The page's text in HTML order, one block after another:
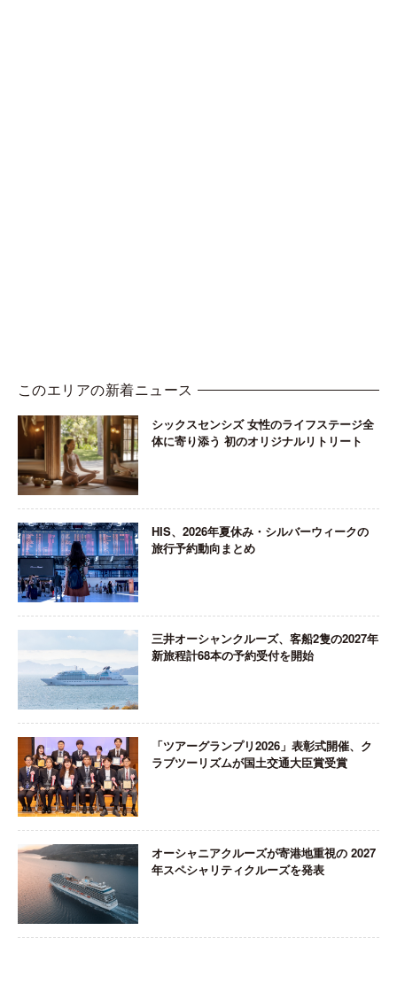
このエリアの新着ニュース
シックスセンシズ 女性のライフステージ全
体に寄り添う 初のオリジナルリトリート
HIS、2026年夏休み・シルバーウィークの
旅行予約動向まとめ
三井オーシャンクルーズ、客船2隻の2027年
新旅程計68本の予約受付を開始
「ツアーグランプリ2026」表彰式開催、ク
ラブツーリズムが国土交通大臣賞受賞
オーシャニアクルーズが寄港地重視の 2027
年スペシャリティクルーズを発表